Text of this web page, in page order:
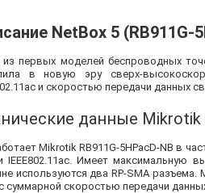
NetBox 5 (RB911G-
первых моделей беспроводных
в новую эру сверх-
и скоростью передачи данных
данные
Mikrotik RB911G-5HPacD-NB в
IEEE802.11ac. Имеет
используются два RP-SMA
суммарной скоростью передачи